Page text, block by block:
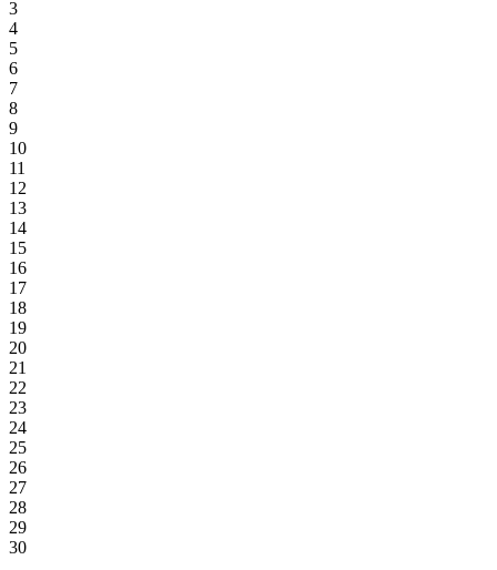
3
4
5
6
7
8
9
10
11
12
13
14
15
16
17
18
19
20
21
22
23
24
25
26
27
28
29
30